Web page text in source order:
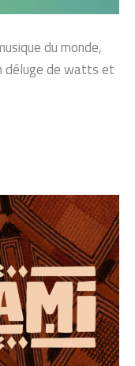
du monde,
déluge de watts et